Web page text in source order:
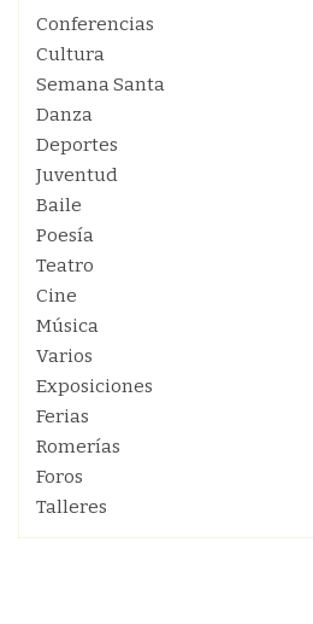
Conferencias
Cultura
Semana Santa
Danza
Deportes
Juventud
Baile
Poesía
Teatro
Cine
Música
Varios
Exposiciones
Ferias
Romerías
Foros
Talleres